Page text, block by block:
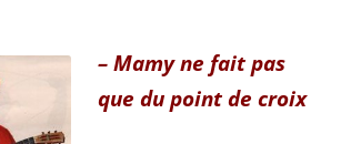
– Mamy ne fait pas
que du point de croix